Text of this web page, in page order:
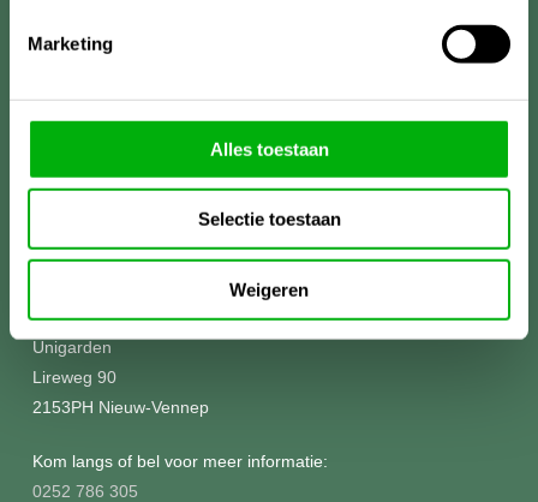
Marketing
Alles toestaan
Selectie toestaan
Weigeren
Unigarden
Lireweg 90
2153PH Nieuw-Vennep
Kom langs of bel voor meer informatie:
0252 786 305